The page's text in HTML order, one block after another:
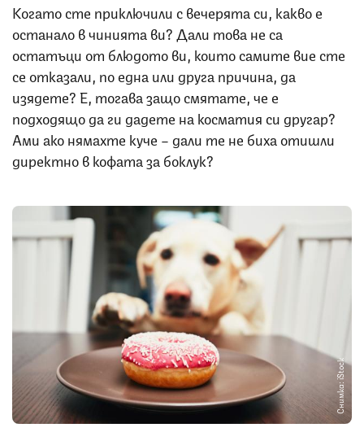
Когато сте приключили с вечерята си, какво е
останало в чинията ви? Дали това не са
остатъци от блюдото ви, които самите вие сте
се отказали, по една или друга причина, да
изядете? Е, тогава защо смятате, че е
подходящо да ги дадете на косматия си другар?
Ами ако нямахте куче – дали те не биха отишли
директно в кофата за боклук?
Снимка: iStock